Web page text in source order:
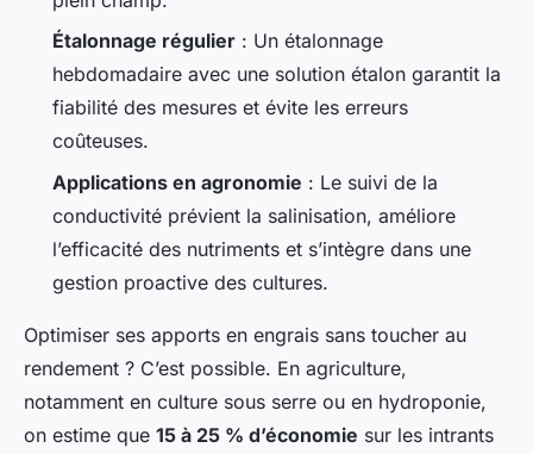
Étalonnage régulier : Un étalonnage
hebdomadaire avec une solution étalon garantit la
fiabilité des mesures et évite les erreurs
coûteuses.
Applications en agronomie : Le suivi de la
conductivité prévient la salinisation, améliore
l’efficacité des nutriments et s’intègre dans une
gestion proactive des cultures.
Optimiser ses apports en engrais sans toucher au
rendement ? C’est possible. En agriculture,
notamment en culture sous serre ou en hydroponie,
on estime que 15 à 25 % d’économie sur les intrants